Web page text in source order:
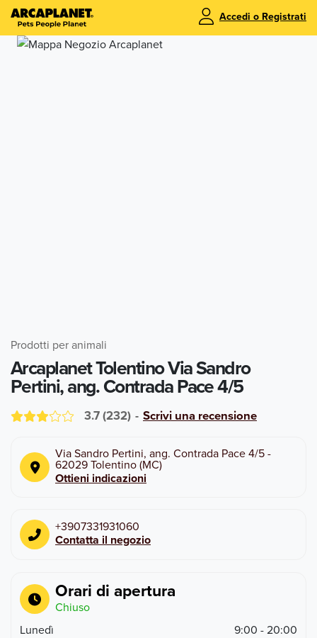
Accedi o Registrati
Prodotti per animali
Arcaplanet Tolentino Via Sandro
Pertini, ang. Contrada Pace 4/5
3.7(232) - Scrivi una recensione
Via Sandro Pertini, ang. Contrada Pace 4/5-
62029Tolentino(MC)
Ottieni indicazioni
+3907331931060
Contatta il negozio
Orari di apertura
Chiuso
Lunedì
9:00 - 20:00